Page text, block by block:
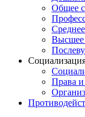
Общее
Высшее
Права и